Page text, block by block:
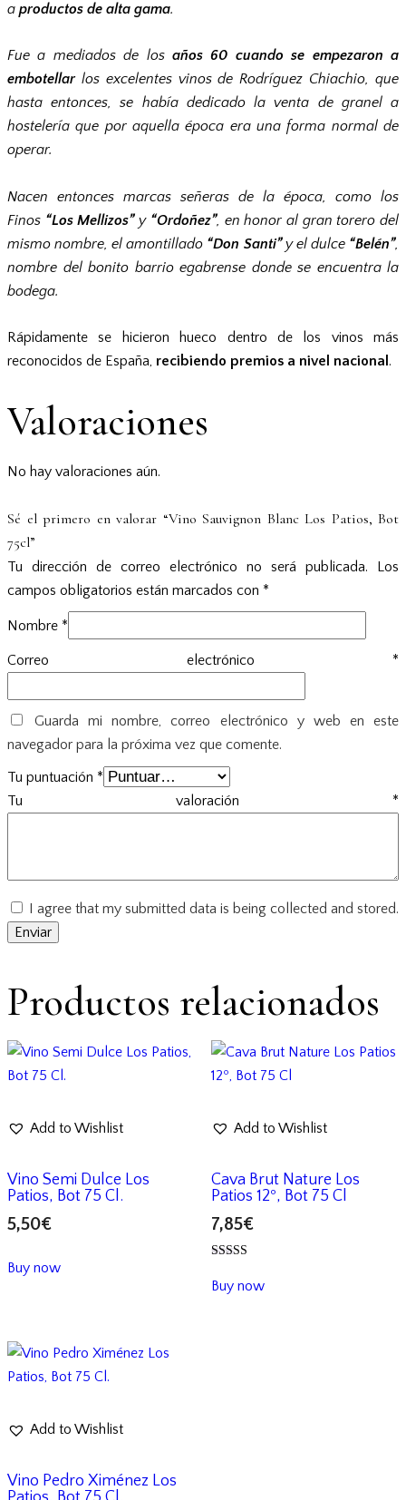
a productos de alta gama.
Fue a mediados de los años 60 cuando se empezaron a
embotellarlos excelentes vinos de Rodríguez Chiachio, que
hasta entonces, se había dedicado la venta de granel a
hostelería que por aquella época era una forma normal de
operar.
Nacen entonces marcas señeras de la época, como los
Finos “Los Mellizos”y “Ordoñez”, en honor al gran torero del
mismo nombre, el amontillado “Don Santi”y el dulce “Belén”,
nombre del bonito barrio egabrense donde se encuentra la
bodega.
Rápidamente se hicieron hueco dentro de los vinos más
reconocidos de España, recibiendo premios a nivel nacional .
Valoraciones
No hay valoraciones aún.
Sé el primero en valorar “Vino Sauvignon Blanc Los Patios, Bot
75cl”
Tu dirección de correo electrónico no será publicada.
Los
campos obligatorios están marcados con *
Nombre *
Correo electrónico *
Guarda mi nombre, correo electrónico y web en este
navegador para la próxima vez que comente.
Tu puntuación *
Tu valoración *
I agree that my submitted data is being collected and stored.
Productos relacionados
Add to Wishlist
Vino Semi Dulce Los
Patios, Bot 75 Cl.
5,50€
Buy now
Add to Wishlist
Cava Brut Nature Los
Patios 12º, Bot 75 Cl
7,85€
con
4.00
Buy now
Add to Wishlist
Vino Pedro Ximénez Los